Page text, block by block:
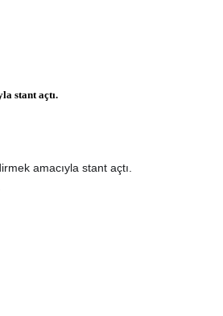
stant açtı.
amacıyla stant açtı.